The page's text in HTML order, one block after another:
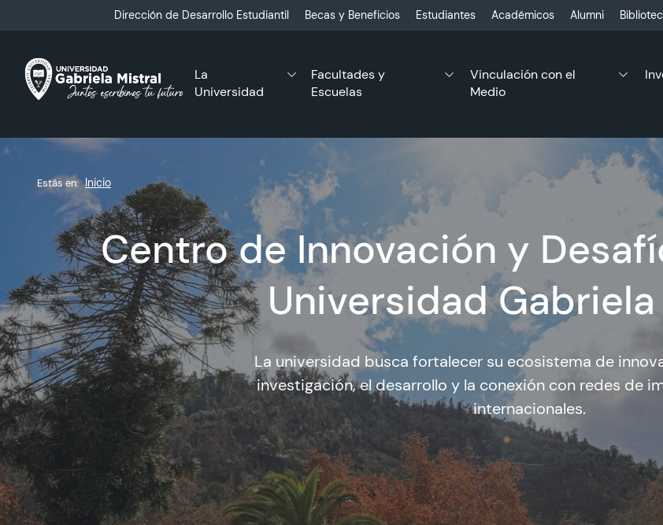
Dirección de Desarrollo Estudiantil Becas y Beneficios Estudiantes Académicos Alumni
La
Universidad
Facultades y
Escuelas
Vinculación con el
Medio
Estás en: Inicio
Centro de Innovación y
Universidad
La universidad busca fortalecer su ecosistema de
investigación, el desarrollo y la conexión con redes de
internacionales.